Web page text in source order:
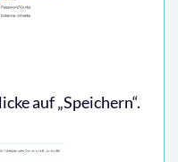
auf „Speichern“.